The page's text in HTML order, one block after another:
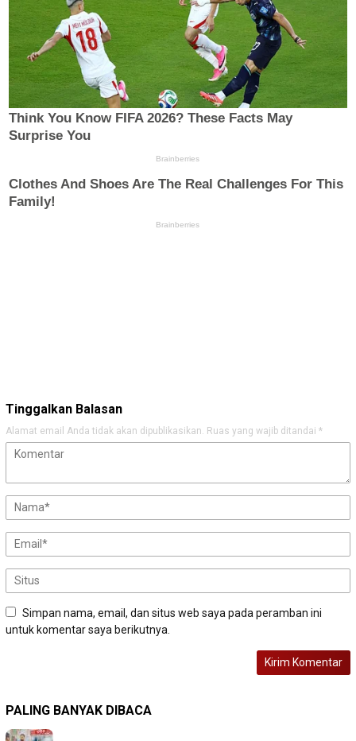
Tinggalkan Balasan
Alamat email Anda tidak akan dipublikasikan. Ruas yang wajib ditandai *
Simpan nama, email, dan situs web saya pada peramban ini
untuk komentar saya berikutnya.
PALING BANYAK DIBACA